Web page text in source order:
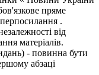
пряме
.
від
матеріалів.
- повинна бути
абзаці